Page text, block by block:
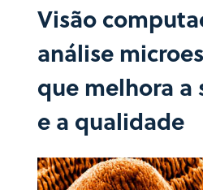
Visão
análise
que melhora a
e a qualidade